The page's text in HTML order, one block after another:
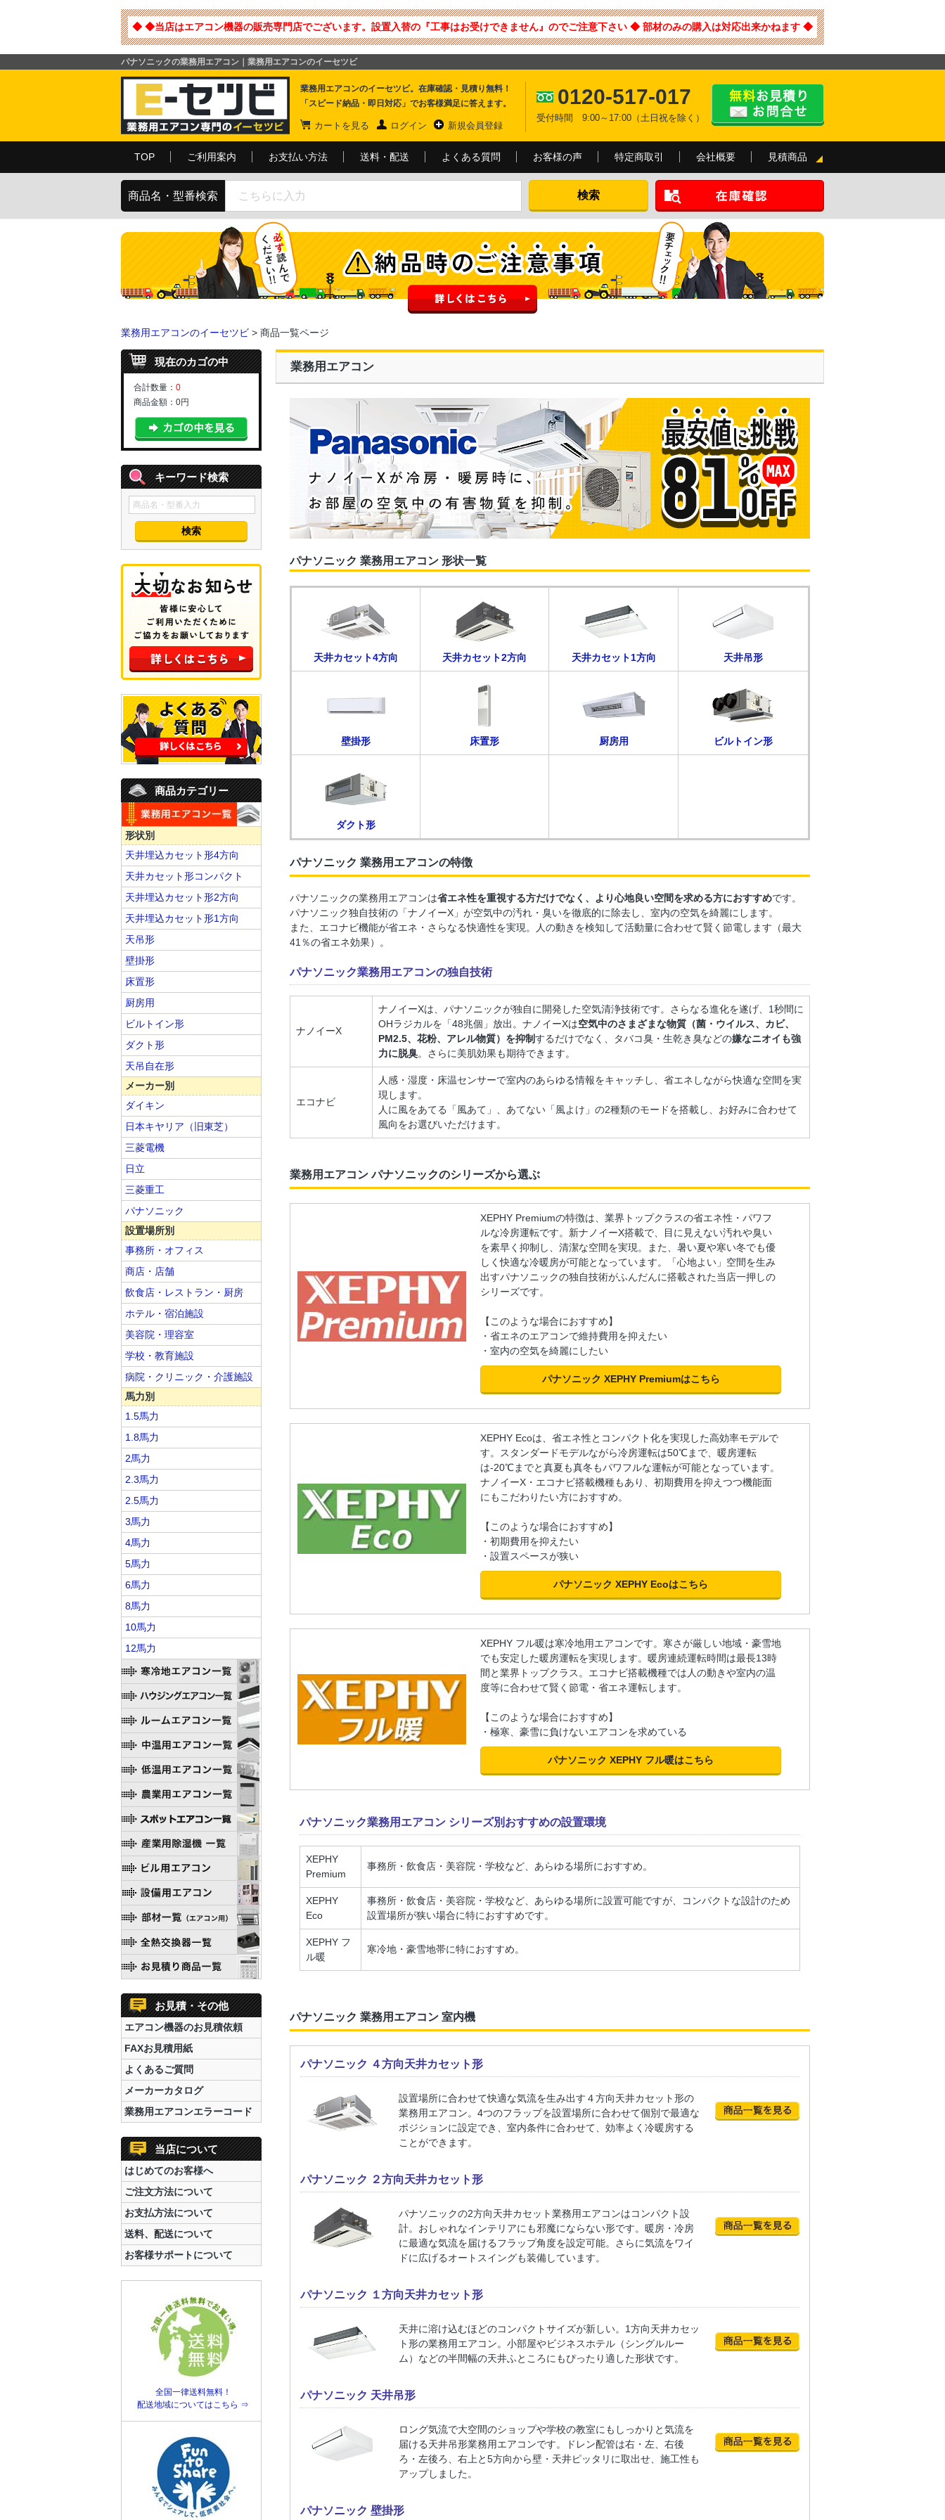
◆ ◆当店はエアコン機器の販売専門店でございます。設置入替の『工事はお受けできません』のでご注意下さい ◆ 部材のみの購入は対応出来かねます ◆
パナソニックの業務用エアコン｜業務用エアコンのイーセツビ
業務用エアコンのイーセツビ。在庫確認・見積り無料！
「スピード納品・即日対応」でお客様満足に答えます。
カートを見る ログイン 新規会員登録
0120-517-017
受付時間 9:00～17:00（土日祝を除く）
TOP ご利用案内 お支払い方法 送料・配送 よくある質問 お客様の声 特定商取引 会社概要 見積商品
商品名・型番検索
業務用エアコンのイーセツビ > 商品一覧ページ
業務用エアコン
パナソニック 業務用エアコン 形状一覧
天井カセット4方向 天井カセット2方向 天井カセット1方向 天井吊形
壁掛形 床置形 厨房用 ビルトイン形
ダクト形
パナソニック 業務用エアコンの特徴
パナソニックの業務用エアコンは省エネ性を重視する方だけでなく、より心地良い空間を求める方におすすめです。
パナソニック独自技術の「ナノイーX」が空気中の汚れ・臭いを徹底的に除去し、室内の空気を綺麗にします。
また、エコナビ機能が省エネ・さらなる快適性を実現。人の動きを検知して活動量に合わせて賢く節電します（最大
41％の省エネ効果）。
パナソニック業務用エアコンの独自技術
ナノイーX
ナノイーXは、パナソニックが独自に開発した空気清浄技術です。さらなる進化を遂げ、1秒間に
OHラジカルを「48兆個」放出。ナノイーXは空気中のさまざまな物質（菌・ウイルス、カビ、
PM2.5、花粉、アレル物質）を抑制するだけでなく、タバコ臭・生乾き臭などの嫌なニオイも強
力に脱臭。さらに美肌効果も期待できます。
エコナビ
人感・湿度・床温センサーで室内のあらゆる情報をキャッチし、省エネしながら快適な空間を実
現します。
人に風をあてる「風あて」、あてない「風よけ」の2種類のモードを搭載し、お好みに合わせて
風向をお選びいただけます。
業務用エアコン パナソニックのシリーズから選ぶ
XEPHY Premiumの特徴は、業界トップクラスの省エネ性・パワフ
ルな冷房運転です。新ナノイーX搭載で、目に見えない汚れや臭い
を素早く抑制し、清潔な空間を実現。また、暑い夏や寒い冬でも優
しく快適な冷暖房が可能となっています。「心地よい」空間を生み
出すパナソニックの独自技術がふんだんに搭載された当店一押しの
シリーズです。
【このような場合におすすめ】
・省エネのエアコンで維持費用を抑えたい
・室内の空気を綺麗にしたい
パナソニック XEPHY Premiumはこちら
XEPHY Ecoは、省エネ性とコンパクト化を実現した高効率モデルで
す。スタンダードモデルながら冷房運転は50℃まで、暖房運転
は-20℃までと真夏も真冬もパワフルな運転が可能となっています。
ナノイーX・エコナビ搭載機種もあり、初期費用を抑えつつ機能面
にもこだわりたい方におすすめ。
【このような場合におすすめ】
・初期費用を抑えたい
・設置スペースが狭い
パナソニック XEPHY Ecoはこちら
XEPHY フル暖は寒冷地用エアコンです。寒さが厳しい地域・豪雪地
でも安定した暖房運転を実現します。暖房連続運転時間は最長13時
間と業界トップクラス。エコナビ搭載機種では人の動きや室内の温
度等に合わせて賢く節電・省エネ運転します。
【このような場合におすすめ】
・極寒、豪雪に負けないエアコンを求めている
パナソニック XEPHY フル暖はこちら
パナソニック業務用エアコン シリーズ別おすすめの設置環境
XEPHY
Premium
事務所・飲食店・美容院・学校など、あらゆる場所におすすめ。
XEPHY
Eco
事務所・飲食店・美容院・学校など、あらゆる場所に設置可能ですが、コンパクトな設計のため
設置場所が狭い場合に特におすすめです。
XEPHY フ
ル暖
寒冷地・豪雪地帯に特におすすめ。
パナソニック 業務用エアコン 室内機
パナソニック ４方向天井カセット形
設置場所に合わせて快適な気流を生み出す４方向天井カセット形の
業務用エアコン。4つのフラップを設置場所に合わせて個別で最適な
ポジションに設定でき、室内条件に合わせて、効率よく冷暖房する
ことができます。
パナソニック ２方向天井カセット形
パナソニックの2方向天井カセット業務用エアコンはコンパクト設
計。おしゃれなインテリアにも邪魔にならない形です。暖房・冷房
に最適な気流を届けるフラップ角度を設定可能。さらに気流をワイ
ドに広げるオートスイングも装備しています。
パナソニック １方向天井カセット形
天井に溶け込むほどのコンパクトサイズが新しい。1方向天井カセッ
ト形の業務用エアコン。小部屋やビジネスホテル（シングルルー
ム）などの半間幅の天井ふところにもぴったり適した形状です。
パナソニック 天井吊形
ロング気流で大空間のショップや学校の教室にもしっかりと気流を
届ける天井吊形業務用エアコンです。ドレン配管は右・左、右後
ろ・左後ろ、右上と5方向から壁・天井ピッタリに取出せ、施工性も
アップしました。
パナソニック 壁掛形
現在のカゴの中
合計数量： 0
商品金額： 0円
キーワード検索
商品カテゴリー
形状別
天井埋込カセット形4方向
天井カセット形コンパクト
天井埋込カセット形2方向
天井埋込カセット形1方向
天吊形
壁掛形
床置形
厨房用
ビルトイン形
ダクト形
天吊自在形
メーカー別
ダイキン
日本キヤリア（旧東芝）
三菱電機
日立
三菱重工
パナソニック
設置場所別
事務所・オフィス
商店・店舗
飲食店・レストラン・厨房
ホテル・宿泊施設
美容院・理容室
学校・教育施設
病院・クリニック・介護施設
馬力別
1.5馬力
1.8馬力
2馬力
2.3馬力
2.5馬力
3馬力
4馬力
5馬力
6馬力
8馬力
10馬力
12馬力
お見積・その他
エアコン機器のお見積依頼
FAXお見積用紙
よくあるご質問
メーカーカタログ
業務用エアコンエラーコード
当店について
はじめてのお客様へ
ご注文方法について
お支払方法について
送料、配送について
お客様サポートについて
全国一律送料無料！
配送地域についてはこちら ⇒